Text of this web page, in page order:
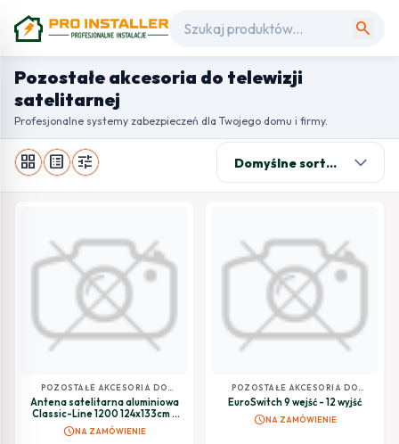
search
Pozostałe akcesoria do telewizji
satelitarnej
Profesjonalne systemy zabezpieczeń dla Twojego domu i firmy.
grid_view list_alt tune
POZOSTAŁE AKCESORIA DO
TELEWIZJI SATELITARNEJ
Antena satelitarna aluminiowa
Classic-Line 1200 124x133cm -
Biały: RAL 7035
scheduleNA ZAMÓWIENIE
POZOSTAŁE AKCESORIA DO
TELEWIZJI SATELITARNEJ
EuroSwitch 9 wejść - 12 wyjść
scheduleNA ZAMÓWIENIE